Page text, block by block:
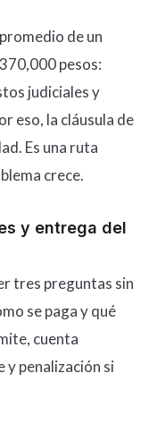
de un
pesos:
judiciales y
eso, la cláusula de
Es una ruta
crece.
y entrega del
tres preguntas sin
se paga y qué
cuenta
y penalización si